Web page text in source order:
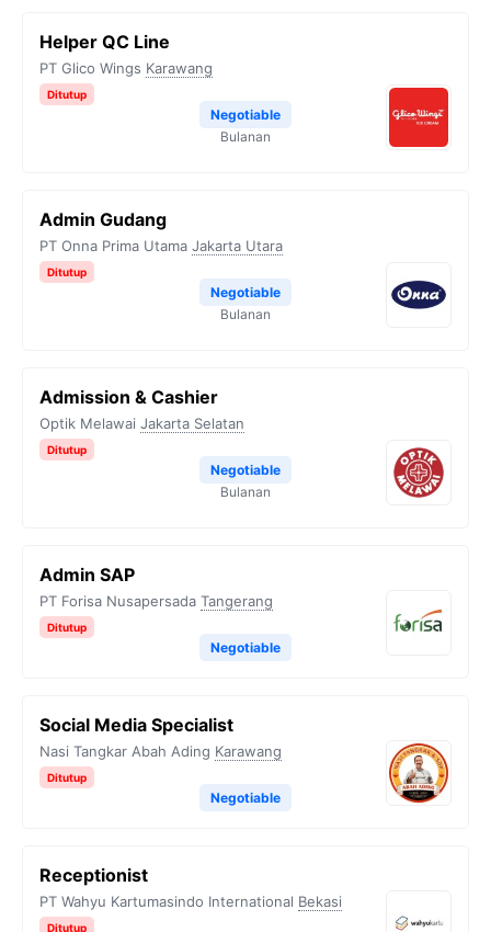
Helper QC Line
PT Glico Wings Karawang
Ditutup
Negotiable
Bulanan
Admin Gudang
PT Onna Prima Utama Jakarta Utara
Ditutup
Negotiable
Bulanan
Admission & Cashier
Optik Melawai Jakarta Selatan
Ditutup
Negotiable
Bulanan
Admin SAP
PT Forisa Nusapersada Tangerang
Ditutup
Negotiable
Social Media Specialist
Nasi Tangkar Abah Ading Karawang
Ditutup
Negotiable
Receptionist
PT Wahyu Kartumasindo International Bekasi
Ditutup